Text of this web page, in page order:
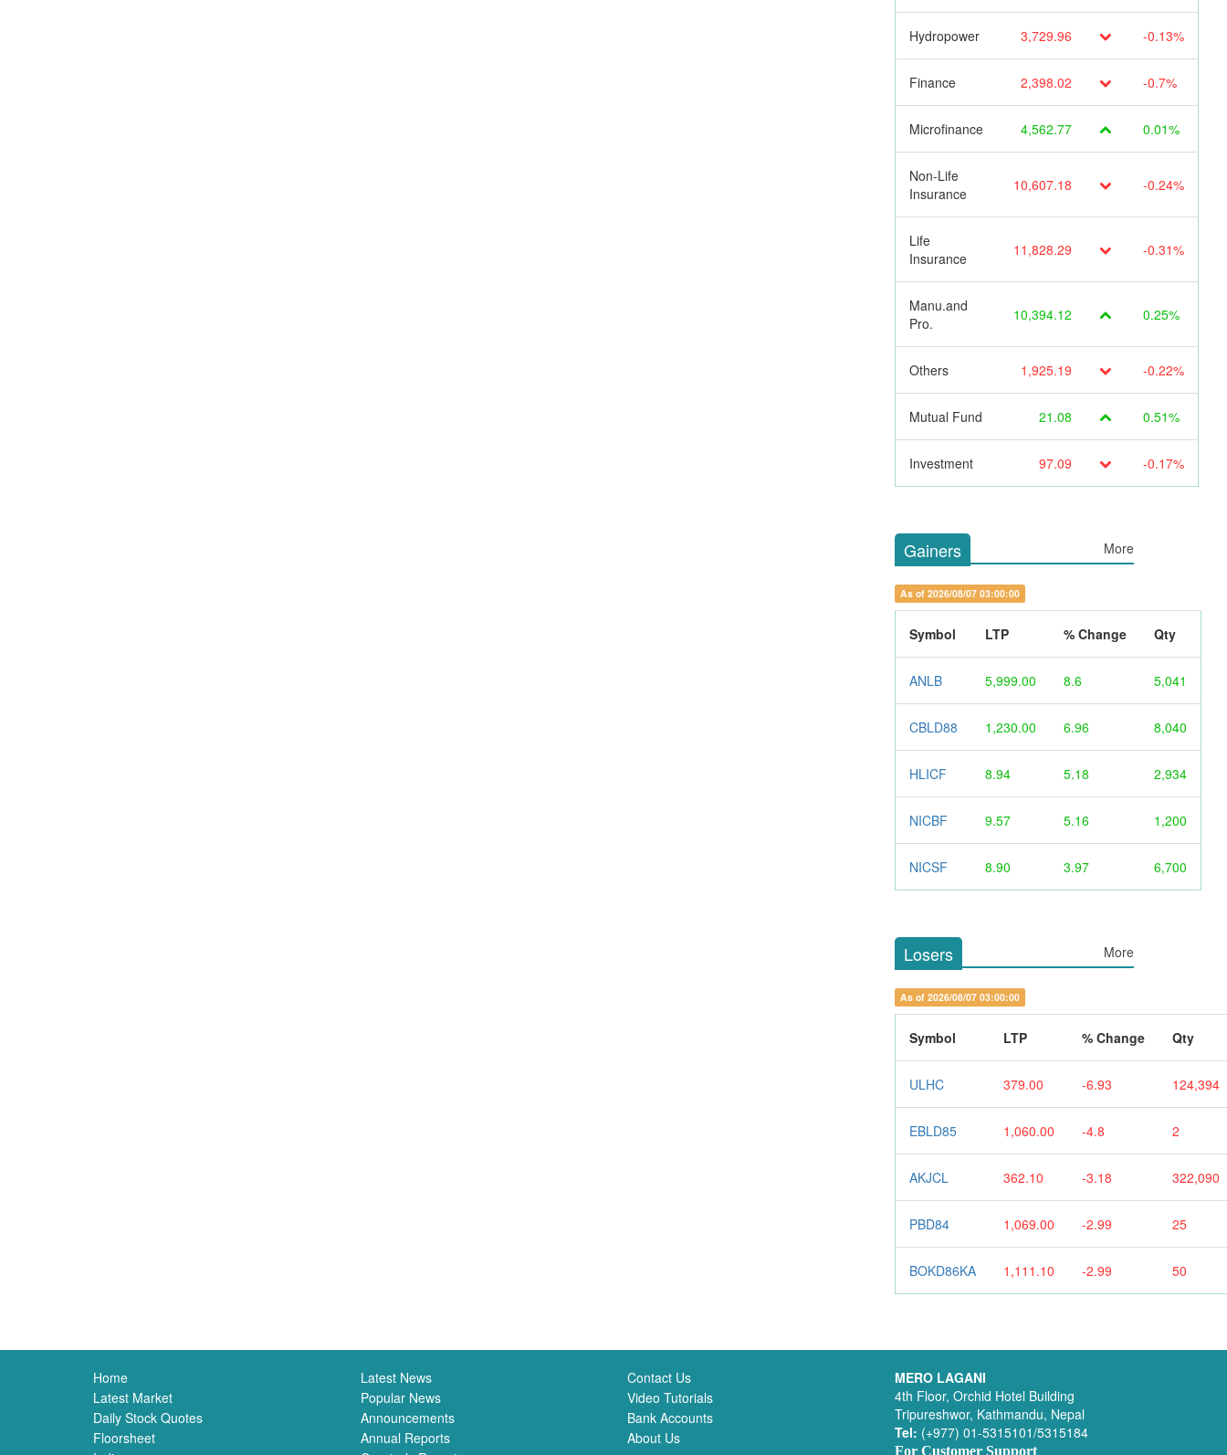
Hydropower 3,729.96 -0.13%
Finance 2,398.02 -0.7%
Microfinance 4,562.77 0.01%
Non-Life
Insurance
10,607.18 -0.24%
Life
Insurance
11,828.29 -0.31%
Manu.and
Pro.
10,394.12 0.25%
Others 1,925.19 -0.22%
Mutual Fund 21.08 0.51%
Investment 97.09 -0.17%
Gainers More
As of 2026/08/07 03:00:00
Symbol LTP % Change Qty
ANLB 5,999.00 8.6 5,041
CBLD88 1,230.00 6.96 8,040
HLICF 8.94 5.18 2,934
NICBF 9.57 5.16 1,200
NICSF 8.90 3.97 6,700
Losers More
As of 2026/08/07 03:00:00
Symbol LTP % Change Qty
ULHC 379.00 -6.93 124,394
EBLD85 1,060.00 -4.8 2
AKJCL 362.10 -3.18 322,090
PBD84 1,069.00 -2.99 25
BOKD86KA 1,111.10 -2.99 50
Home
Latest Market
Daily Stock Quotes
Floorsheet
Latest News
Popular News
Announcements
Annual Reports
Contact Us
Video Tutorials
Bank Accounts
About Us
MERO LAGANI
4th Floor, Orchid Hotel Building
Tripureshwor, Kathmandu, Nepal
Tel: (+977) 01-5315101/5315184
For Customer Support